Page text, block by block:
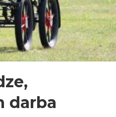
darba